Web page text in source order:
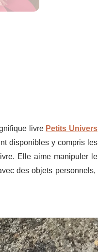
livre Petits Univers
disponibles y compris les
Elle aime manipuler le
des objets personnels,